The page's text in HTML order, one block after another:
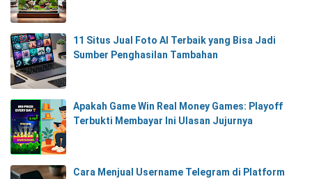
11 Situs Jual Foto AI Terbaik yang Bisa Jadi
Sumber Penghasilan Tambahan
Apakah Game Win Real Money Games: Playoff
Terbukti Membayar Ini Ulasan Jujurnya
Cara Menjual Username Telegram di Platform